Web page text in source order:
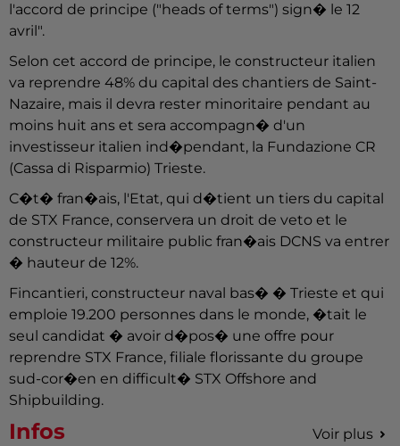
l'accord de principe ("heads of terms") sign� le 12
avril".
Selon cet accord de principe, le constructeur italien
va reprendre 48% du capital des chantiers de Saint-
Nazaire, mais il devra rester minoritaire pendant au
moins huit ans et sera accompagn� d'un
investisseur italien ind�pendant, la Fundazione CR
(Cassa di Risparmio) Trieste.
C�t� fran�ais, l'Etat, qui d�tient un tiers du capital
de STX France, conservera un droit de veto et le
constructeur militaire public fran�ais DCNS va entrer
� hauteur de 12%.
Fincantieri, constructeur naval bas� � Trieste et qui
emploie 19.200 personnes dans le monde, �tait le
seul candidat � avoir d�pos� une offre pour
reprendre STX France, filiale florissante du groupe
sud-cor�en en difficult� STX Offshore and
Shipbuilding.
Infos Voir plus